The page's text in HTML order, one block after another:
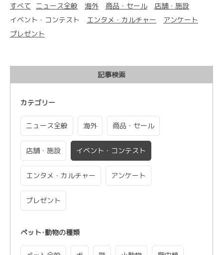
すべて ニュース全般 海外 商品・セール
店舗・施設
イベント・コンテスト
エンタメ・カルチャー
アンケート
プレゼント
記事検索
カテゴリー
ニュース全般 海外 商品・セール
店舗・施設 イベント・コンテスト
エンタメ・カルチャー アンケート
プレゼント
ペット･動物の種類